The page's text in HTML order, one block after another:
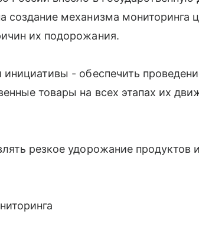
создание механизма мониторинга
их подорожания.
инициативы - обеспечить
товары на всех этапах их
резкое удорожание продуктов